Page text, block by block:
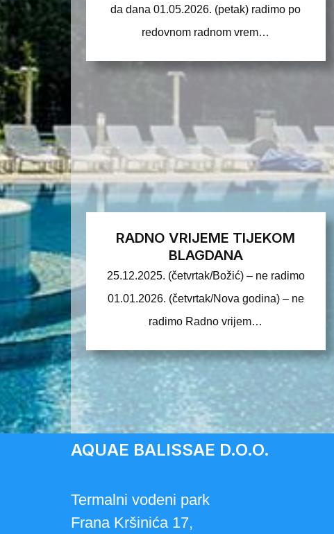
da dana 01.05.2026. (petak) radimo po
redovnom radnom vrem…
RADNO VRIJEME TIJEKOM
BLAGDANA
25.12.2025. (četvrtak/Božić) – ne radimo
01.01.2026. (četvrtak/Nova godina) – ne
radimo Radno vrijem…
AQUAE BALISSAE D.O.O.
Termalni vodeni park
Frana Kršinića 17,